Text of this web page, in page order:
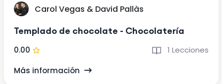
Carol Vegas & David Pallàs
Templado de chocolate - Chocolatería
0.00
1 Lecciones
Más información